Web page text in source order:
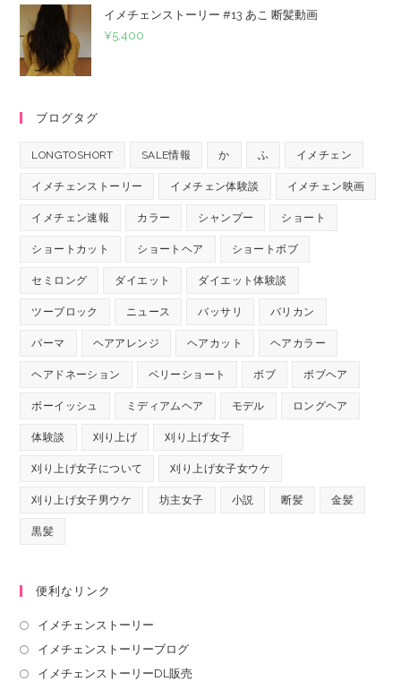
イメチェンストーリー #13 あこ 断髪動画
¥5,400
ブログタグ
LONGTOSHORT SALE情報 か ふ イメチェン
イメチェンストーリー イメチェン体験談 イメチェン映画
イメチェン速報 カラー シャンプー ショート
ショートカット ショートヘア ショートボブ
セミロング ダイエット ダイエット体験談
ツーブロック ニュース バッサリ バリカン
パーマ ヘアアレンジ ヘアカット ヘアカラー
ヘアドネーション ベリーショート ボブ ボブヘア
ボーイッシュ ミディアムヘア モデル ロングヘア
体験談 刈り上げ 刈り上げ女子
刈り上げ女子について 刈り上げ女子女ウケ
刈り上げ女子男ウケ 坊主女子 小説 断髪 金髪
黒髪
便利なリンク
イメチェンストーリー
イメチェンストーリーブログ
イメチェンストーリーDL販売